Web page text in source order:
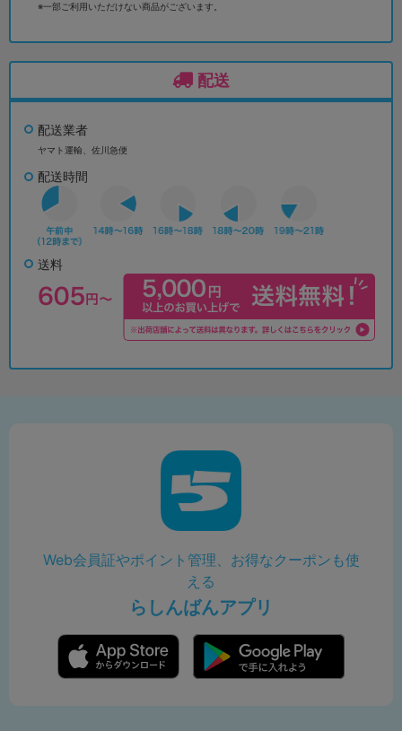
※一部ご利用いただけない商品がございます。
配送
配送業者
ヤマト運輸、佐川急便
配送時間
送料
Web会員証やポイント管理、お得なクーポンも使
える
らしんばんアプリ